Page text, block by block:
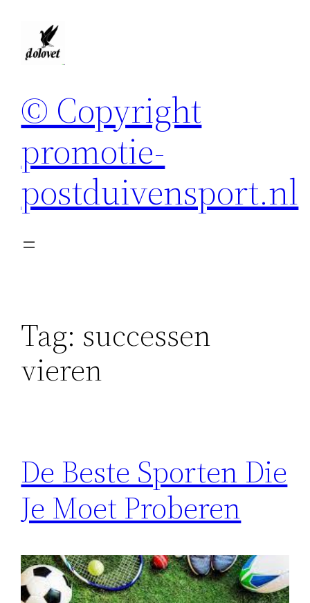
© Copyright
promotie-
postduivensport.nl
Tag: successen
vieren
De Beste Sporten Die
Je Moet Proberen